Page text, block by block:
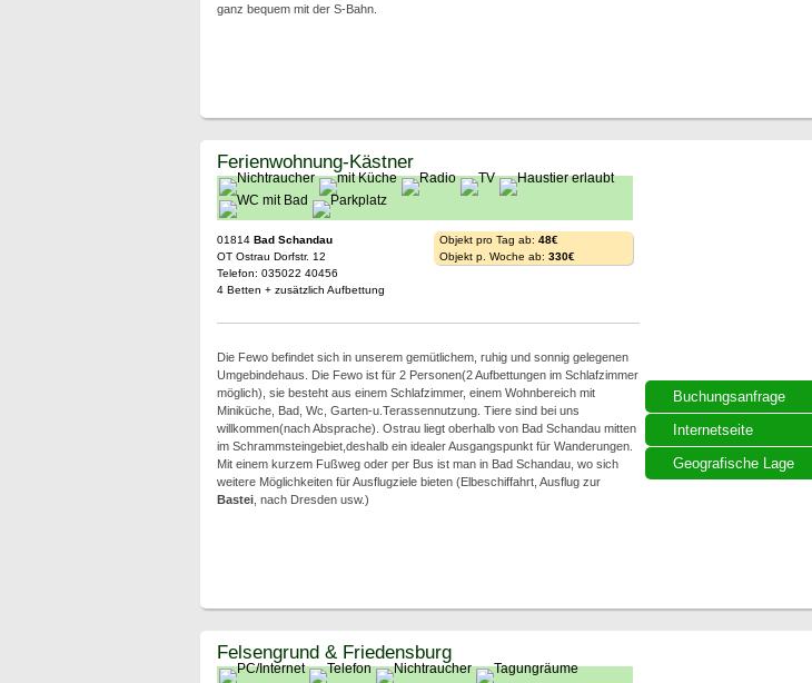
ganz bequem mit der S-Bahn.
Buchungsanfrage
Internetseite
Geografische Lage
Ferienwohnung-Kästner
01814 Bad Schandau
OT Ostrau Dorfstr. 12
Telefon: 035022 40456
4 Betten + zusätzlich Aufbettung
Objekt pro Tag ab: 48€
Objekt p. Woche ab: 330€
Die Fewo befindet sich in unserem gemütlichem, ruhig und sonnig gelegenen
Umgebindehaus. Die Fewo ist für 2 Personen(2 Aufbettungen im Schlafzimmer
möglich), sie besteht aus einem Schlafzimmer, einem Wohnbereich mit
Miniküche, Bad, Wc, Garten-u.Terassennutzung. Tiere sind bei uns
willkommen(nach Absprache). Ostrau liegt oberhalb von Bad Schandau mitten
im Schrammsteingebiet,deshalb ein idealer Ausgangspunkt für Wanderungen.
Mit einem kurzem Fußweg oder per Bus ist man in Bad Schandau, wo sich
weitere Möglichkeiten für Ausflugziele bieten (Elbeschiffahrt, Ausflug zur
Bastei, nach Dresden usw.)
Felsengrund & Friedensburg